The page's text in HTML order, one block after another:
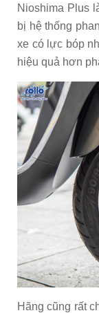
Nioshima Plus
bị hệ thống
xe có lực bóp
hiệu quả hơn
Hãng cũng rất